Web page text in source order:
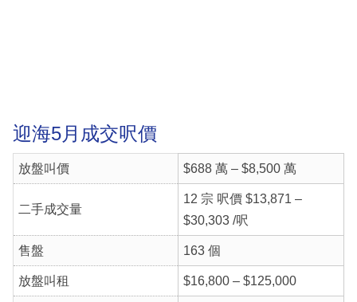
迎海5月成交呎價
放盤叫價 $688 萬 – $8,500 萬
二手成交量
12 宗 呎價 $13,871 –
$30,303 /呎
售盤 163 個
放盤叫租 $16,800 – $125,000